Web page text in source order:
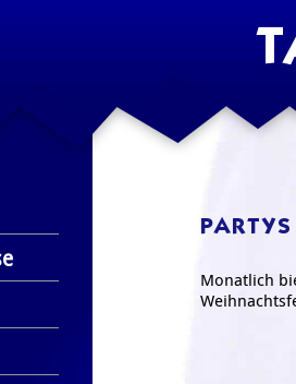
Monatlich